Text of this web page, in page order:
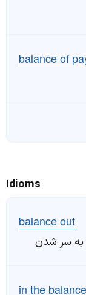
balance of
Idioms
balance out
به سر شدن
in the balance